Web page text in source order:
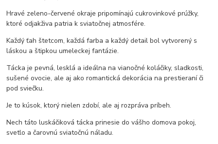
Hravé zeleno-červené okraje pripomínajú cukrovinkové prúžky,
ktoré odjakživa patria k sviatočnej atmosfére.
Každý ťah štetcom, každá farba a každý detail bol vytvorený s
láskou a štipkou umeleckej fantázie.
Tácka je pevná, lesklá a ideálna na vianočné koláčiky, sladkosti,
sušené ovocie, ale aj ako romantická dekorácia na prestieraní či
pod sviečku.
Je to kúsok, ktorý nielen zdobí, ale aj rozpráva príbeh.
Nech táto luskáčiková tácka prinesie do vášho domova pokoj,
svetlo a čarovnú sviatočnú náladu.